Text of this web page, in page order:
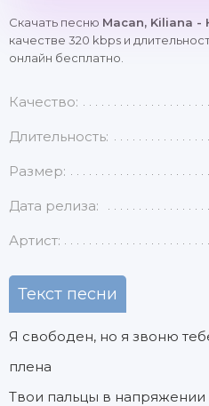
Скачать песню Macan, Kiliana
качестве 320 kbps и
онлайн бесплатно.
Качество:
Длительность:
Размер:
Дата релиза:
Артист:
Текст песни
Я свободен, но я звоню
плена
Твои пальцы в напряжении